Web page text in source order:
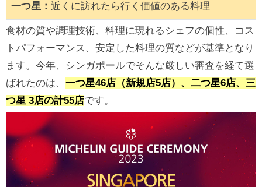
一つ星： 近くに訪れたら行く価値のある料理
食材の質や調理技術、料理に現れるシェフの個性、コス
トパフォーマンス、安定した料理の質などが基準となり
ます。今年、シンガポールでそんな厳しい審査を経て選
ばれたのは、 一つ星46店（新規店5店）、二つ星6店、三
つ星 3店の計55店です。